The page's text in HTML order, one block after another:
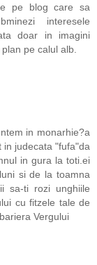
pe blog care sa
interesele
doar in imagini
pe calul alb.
in monarhie?a
in judecata "fufa"da
in gura la toti.ei
si de la toamna
sa-ti rozi unghiile
cu fitzele tale de
Vergului